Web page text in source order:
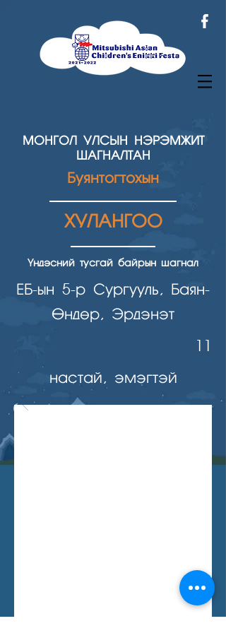
МОНГОЛ УЛСЫН НЭРЭМЖИТ
ШАГНАЛТАН
Буянтогтохын
ХУЛАНГОО
Үндэсний тусгай байрын шагнал
ЕБ-ын 5-р Сургууль, Баян-
Өндөр, Эрдэнэт
настай, эмэгтэй